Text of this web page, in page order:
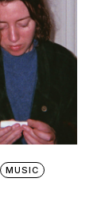
MUSIC